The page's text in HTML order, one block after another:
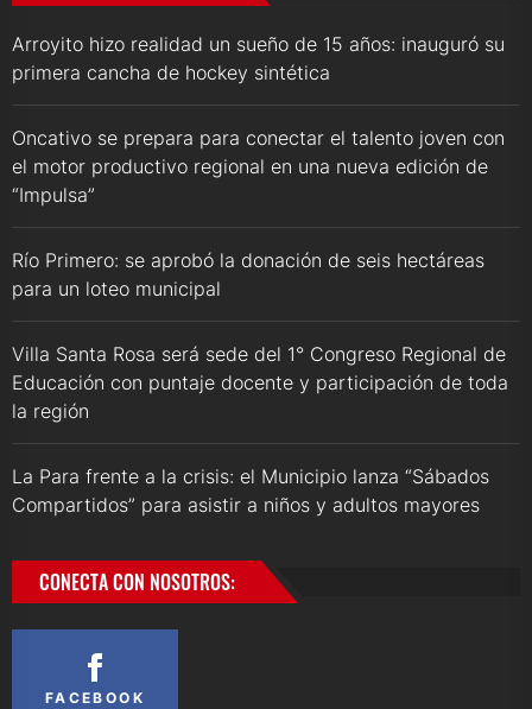
Arroyito hizo realidad un sueño de 15 años: inauguró su
primera cancha de hockey sintética
Oncativo se prepara para conectar el talento joven con
el motor productivo regional en una nueva edición de
“Impulsa”
Río Primero: se aprobó la donación de seis hectáreas
para un loteo municipal
Villa Santa Rosa será sede del 1° Congreso Regional de
Educación con puntaje docente y participación de toda
la región
La Para frente a la crisis: el Municipio lanza “Sábados
Compartidos” para asistir a niños y adultos mayores
CONECTA CON NOSOTROS:
FACEBOOK